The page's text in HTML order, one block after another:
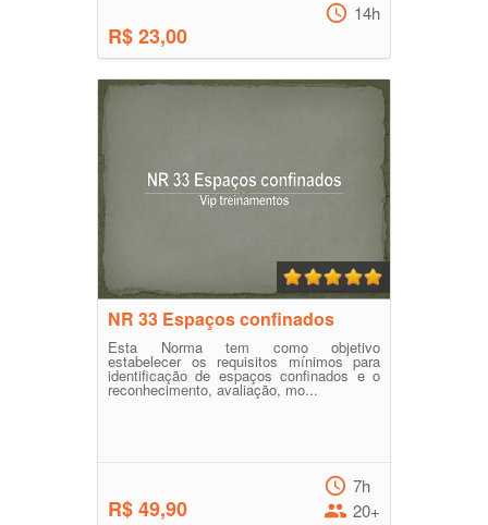
R$ 23,00
14h
NR 33 Espaços confinados
Esta Norma tem como objetivo
estabelecer os requisitos mínimos para
identificação de espaços confinados e o
reconhecimento, avaliação, mo...
R$ 49,90
7h
20+